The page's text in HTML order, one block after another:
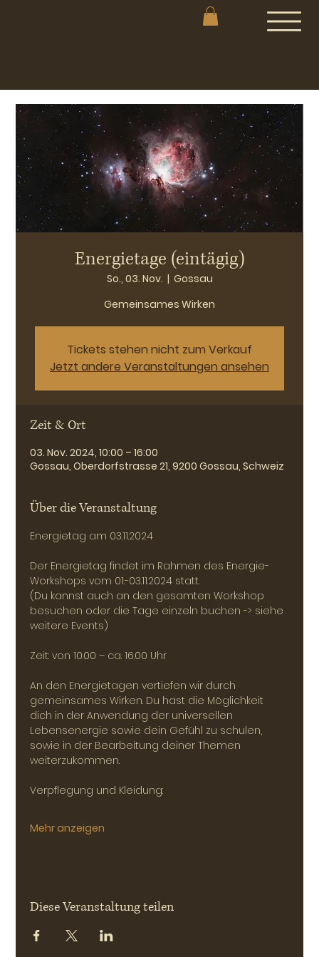
Energietage (eintägig)
So., 03. Nov.
  |
Gossau
Gemeinsames Wirken
Tickets stehen nicht zum Verkauf
Jetzt andere Veranstaltungen ansehen
Zeit & Ort
03. Nov. 2024, 10:00 – 16:00
Gossau, Oberdorfstrasse 21, 9200 Gossau, Schweiz
Über die Veranstaltung
Energietag am 03.11.2024
Der Energietag findet im Rahmen des Energie-
Workshops vom 01.-03.11.2024 statt.
(Du kannst auch an den gesamten Workshop
besuchen oder die Tage einzeln buchen -> siehe
weitere Events)
Zeit: von 10.00 – ca. 16.00 Uhr
An den Energietagen vertiefen wir durch
gemeinsames Wirken. Du hast die Möglichkeit
dich in der Anwendung der universellen
Lebensenergie sowie dein Gefühl zu schulen,
sowie in der Bearbeitung deiner Themen
weiterzukommen.
Verpflegung und Kleidung:
Mehr anzeigen
Diese Veranstaltung teilen